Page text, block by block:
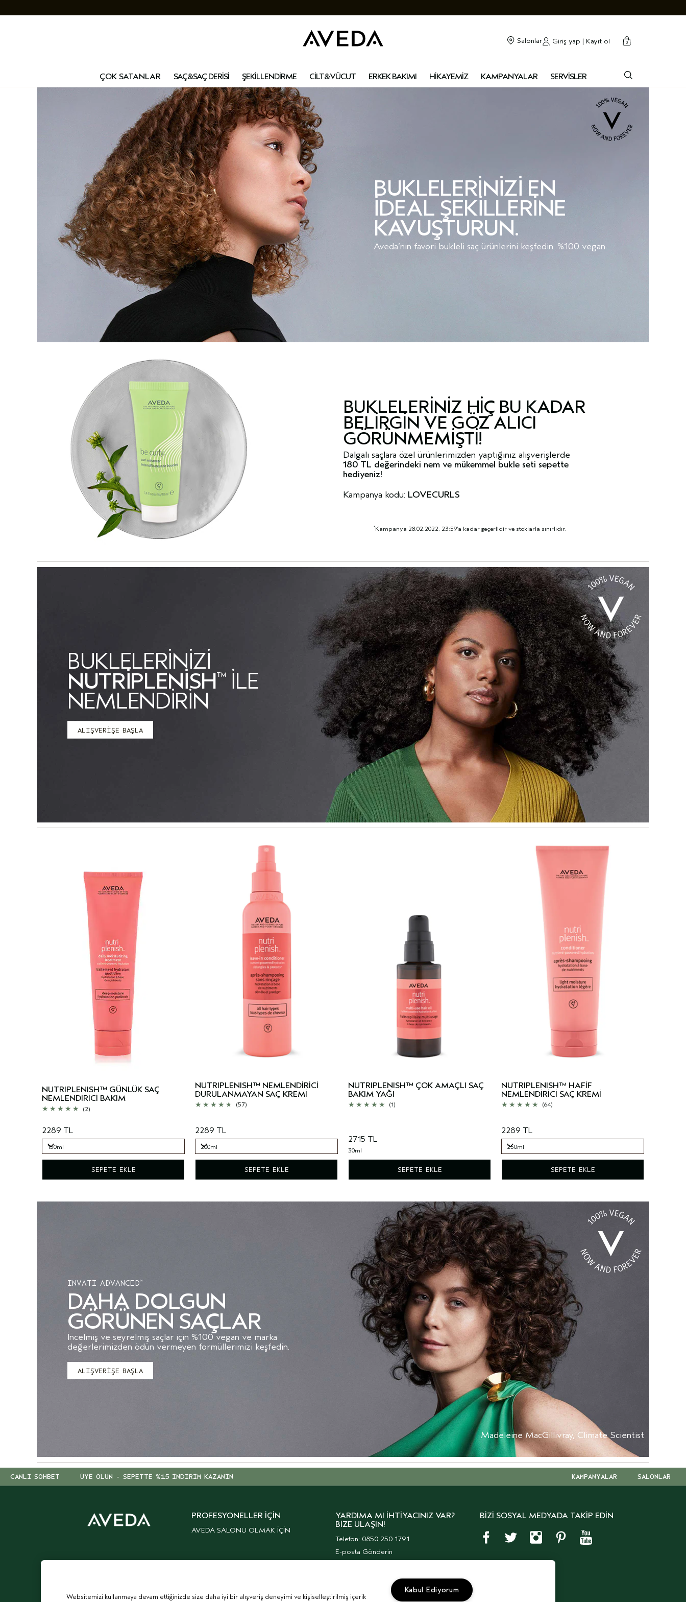
Salonlar Giriş yap | Kayıt ol cart
0
kapalı
ÇOK SATANLAR SAÇ&SAÇ DERİSİ ŞEKİLLENDİRME CİLT&VÜCUT ERKEK BAKIMI HİKAYEMİZ KAMPANYALAR SERVİSLER
BUKLELERINIZI EN
IDEAL ŞEKILLERINE
KAVUŞTURUN.
Aveda’nın favori bukleli saç ürünlerini keşfedin. %100 vegan.
BUKLELERINIZ HIÇ BU KADAR
BELIRGIN VE GÖZ ALICI
GÖRÜNMEMIŞTI!
Dalgalı saçlara özel ürünlerimizden yaptığınız alışverişlerde
180 TL değerindeki nem ve mükemmel bukle seti sepette
hediyeniz!
Kampanya kodu: LOVECURLS
*Kampanya 28.02.2022, 23:59’a kadar geçerlidir ve stoklarla sınırlıdır.
BUKLELERINIZI
NUTRIPLENISH™ILE
NEMLENDIRIN
ALIŞVERİŞE BAŞLA
NUTRIPLENISH™ GÜNLÜK SAÇ
NEMLENDİRİCİ BAKIM
(2)
2289 TL
150ml
SEPETE EKLE
NUTRIPLENISH™ NEMLENDİRİCİ
DURULANMAYAN SAÇ KREMİ
(57)
2289 TL
200ml
SEPETE EKLE
NUTRIPLENISH™ ÇOK AMAÇLI SAÇ
BAKIM YAĞI
(1)
2715 TL
30ml
SEPETE EKLE
NUTRIPLENISH™ HAFİF
NEMLENDİRİCİ SAÇ KREMİ
(64)
2289 TL
250ml
SEPETE EKLE
INVATI ADVANCED™
DAHA DOLGUN
GÖRÜNEN SAÇLAR
İncelmiş ve seyrelmiş saçlar için %100 vegan ve marka
değerlerimizden ödün vermeyen formüllerimizi keşfedin.
ALIŞVERİŞE BAŞLA
Madeleine MacGillivray, Climate Scientist
CANLI SOHBET ÜYE OLUN - SEPETTE %15 İNDİRİM KAZANIN SALONLAR
KAMPANYALAR
PROFESYONELLER İÇIN
AVEDA SALONU OLMAK İÇİN
YARDIMA MI İHTIYACINIZ VAR?
BIZE ULAŞIN!
Telefon: 0850 250 1791
E-posta Gönderin
BİZİ SOSYAL MEDYADA TAKİP EDİN
Websitemizi kullanmaya devam ettiğinizde size daha iyi bir alışveriş deneyimi ve kişiselleştirilmiş içerik
Kabul Ediyorum